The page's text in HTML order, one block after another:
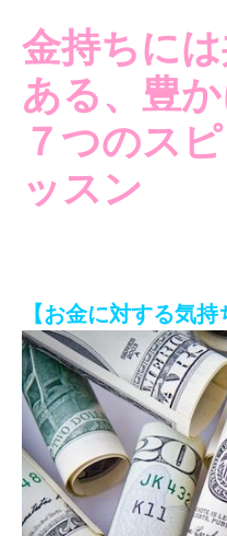
金持ちに
ある、豊
７つのス
ッスン
【お金に対する気持